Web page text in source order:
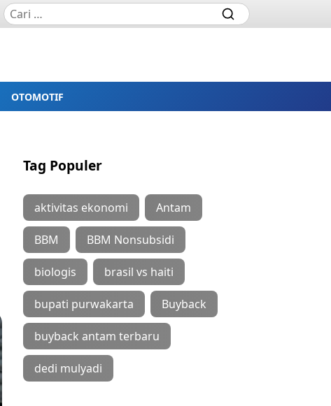
OTOMOTIF
Tag Populer
aktivitas ekonomi Antam
BBM BBM Nonsubsidi
biologis brasil vs haiti
bupati purwakarta Buyback
buyback antam terbaru
dedi mulyadi